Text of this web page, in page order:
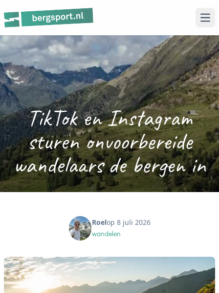
TikTok en Instagram
sturen onvoorbereide
wandelaars de bergen in
Roelop 8 juli 2026
wandelen